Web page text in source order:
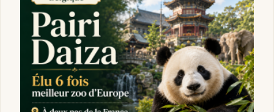
Newsletter des sorties
Artistes en tournée